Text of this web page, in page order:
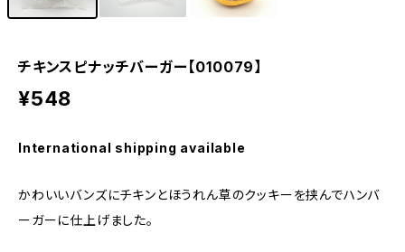
チキンスピナッチバーガー【010079】
¥548
International shipping available
かわいいバンズにチキンとほうれん草のクッキーを挟んでハンバ
ーガーに仕上げました。